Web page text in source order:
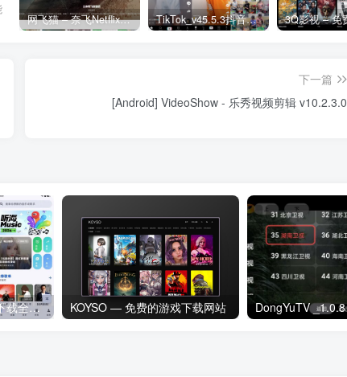
网飞猫 – 奈飞Netflix免费看 TikTok_v45.5.3抖音国际版_免拔卡解锁全球版
下一篇
[Android] VideoShow - 乐秀视频剪辑 v10.2.3.0
听海音乐v3.0.6｜畅听下载全网歌曲 无损音质下载歌曲 KOYSO — 免费的游戏下载网站